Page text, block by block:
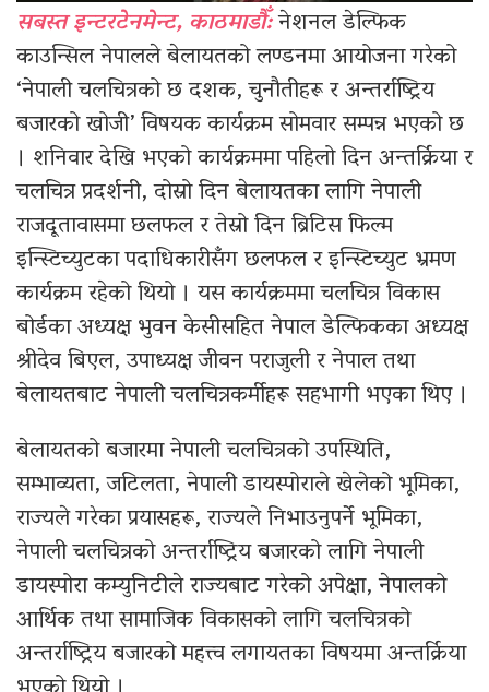
सबस्त इन्टरटेनमेन्ट, काठमाडौँ:नेशनल डेल्फिक
काउन्सिल नेपालले बेलायतको लण्डनमा आयोजना गरेको
‘नेपाली चलचित्रको छ दशक, चुनौतीहरू र अन्तर्राष्ट्रिय
बजारको खोजी’ विषयक कार्यक्रम सोमवार सम्पन्न भएको छ
। शनिवार देखि भएको कार्यक्रममा पहिलो दिन अन्तर्क्रिया र
चलचित्र प्रदर्शनी, दोस्रो दिन बेलायतका लागि नेपाली
राजदूतावासमा छलफल र तेस्रो दिन ब्रिटिस फिल्म
इन्स्टिच्युटका पदाधिकारीसँग छलफल र इन्स्टिच्युट भ्रमण
कार्यक्रम रहेको थियो । यस कार्यक्रममा चलचित्र विकास
बोर्डका अध्यक्ष भुवन केसीसहित नेपाल डेल्फिकका अध्यक्ष
श्रीदेव बिएल, उपाध्यक्ष जीवन पराजुली र नेपाल तथा
बेलायतबाट नेपाली चलचित्रकर्मीहरू सहभागी भएका थिए ।
बेलायतको बजारमा नेपाली चलचित्रको उपस्थिति,
सम्भाव्यता, जटिलता, नेपाली डायस्पोराले खेलेको भूमिका,
राज्यले गरेका प्रयासहरू, राज्यले निभाउनुपर्ने भूमिका,
नेपाली चलचित्रको अन्तर्राष्ट्रिय बजारको लागि नेपाली
डायस्पोरा कम्युनिटीले राज्यबाट गरेको अपेक्षा, नेपालको
आर्थिक तथा सामाजिक विकासको लागि चलचित्रको
अन्तर्राष्ट्रिय बजारको महत्त्व लगायतका विषयमा अन्तर्क्रिया